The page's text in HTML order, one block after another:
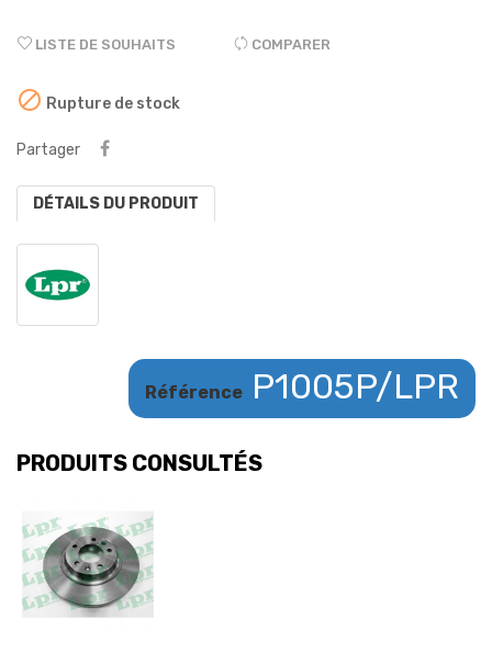
LISTE DE SOUHAITS COMPARER
 Rupture de stock
Partager
DÉTAILS DU PRODUIT
Référence P1005P/LPR
PRODUITS CONSULTÉS